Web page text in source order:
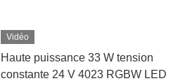
Vidéo
Haute puissance 33 W tension
constante 24 V 4023 RGBW LED